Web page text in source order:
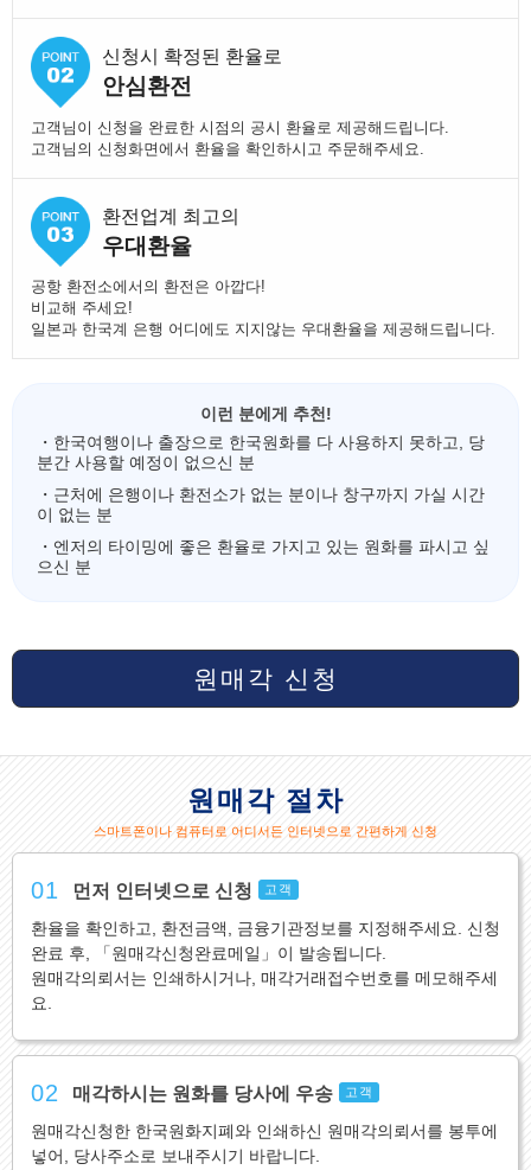
신청시 확정된 환율로
안심환전
고객님이 신청을 완료한 시점의 공시 환율로 제공해드립니다.
고객님의 신청화면에서 환율을 확인하시고 주문해주세요.
환전업계 최고의
우대환율
공항 환전소에서의 환전은 아깝다!
비교해 주세요!
일본과 한국계 은행 어디에도 지지않는 우대환율을 제공해드립니다.
이런 분에게 추천!
・한국여행이나 출장으로 한국원화를 다 사용하지 못하고, 당
분간 사용할 예정이 없으신 분
・근처에 은행이나 환전소가 없는 분이나 창구까지 가실 시간
이 없는 분
・엔저의 타이밍에 좋은 환율로 가지고 있는 원화를 파시고 싶
으신 분
원매각 신청
원매각 절차
스마트폰이나 컴퓨터로 어디서든 인터넷으로 간편하게 신청
01 먼저 인터넷으로 신청 고객
환율을 확인하고, 환전금액, 금융기관정보를 지정해주세요. 신청
완료 후, 「원매각신청완료메일」이 발송됩니다.
원매각의뢰서는 인쇄하시거나, 매각거래접수번호를 메모해주세
요.
02 매각하시는 원화를 당사에 우송 고객
원매각신청한 한국원화지폐와 인쇄하신 원매각의뢰서를 봉투에
넣어, 당사주소로 보내주시기 바랍니다.